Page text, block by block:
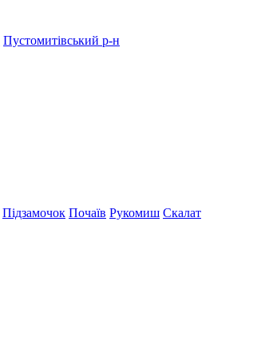
Пустомитівський р-н
Підзамочок Почаїв Рукомиш Скалат